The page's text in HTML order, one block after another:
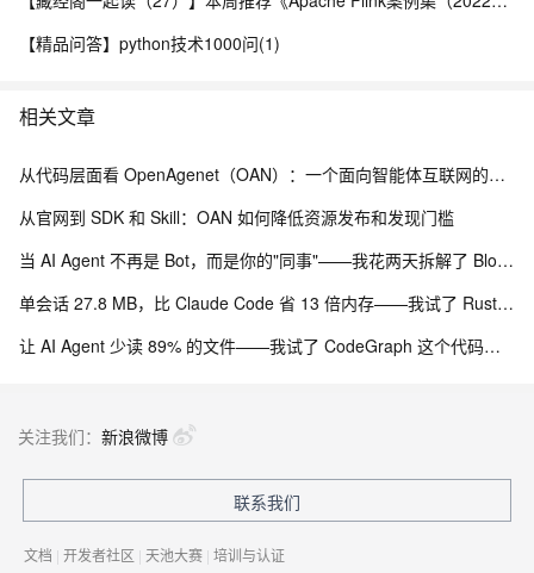
【精品问答】python技术1000问(1)
相关文章
从代码层面看 OpenAgenet（OAN）：一个面向智能体互联网的工程化基础设施项目
从官网到 SDK 和 Skill：OAN 如何降低资源发布和发现门槛
当 AI Agent 不再是 Bot，而是你的"同事"——我花两天拆解了 Block 开源的 Buzz
单会话 27.8 MB，比 Claude Code 省 13 倍内存——我试了 Rust 写的 jcode
让 AI Agent 少读 89% 的文件——我试了 CodeGraph 这个代码知识图谱
关注我们： 新浪微博
联系我们
文档 | 开发者社区 | 天池大赛 | 培训与认证